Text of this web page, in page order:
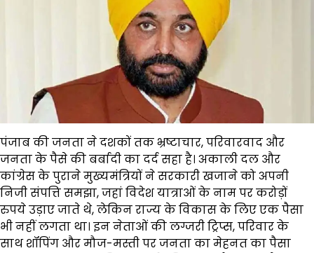
पंजाब की जनता ने दशकों तक भ्रष्टाचार, परिवारवाद और
जनता के पैसे की बर्बादी का दर्द सहा है। अकाली दल और
कांग्रेस के पुराने मुख्यमंत्रियों ने सरकारी खजाने को अपनी
निजी संपत्ति समझा, जहां विदेश यात्राओं के नाम पर करोड़ों
रुपये उड़ाए जाते थे, लेकिन राज्य के विकास के लिए एक पैसा
भी नहीं लगता था। इन नेताओं की लग्जरी ट्रिप्स, परिवार के
साथ शॉपिंग और मौज-मस्ती पर जनता का मेहनत का पैसा